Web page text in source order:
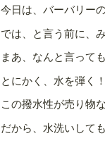
今日は、バーバリー
では、と言う前に、
まあ、なんと言って
とにかく、水を弾
この撥水性が売り物
だから、水洗いして